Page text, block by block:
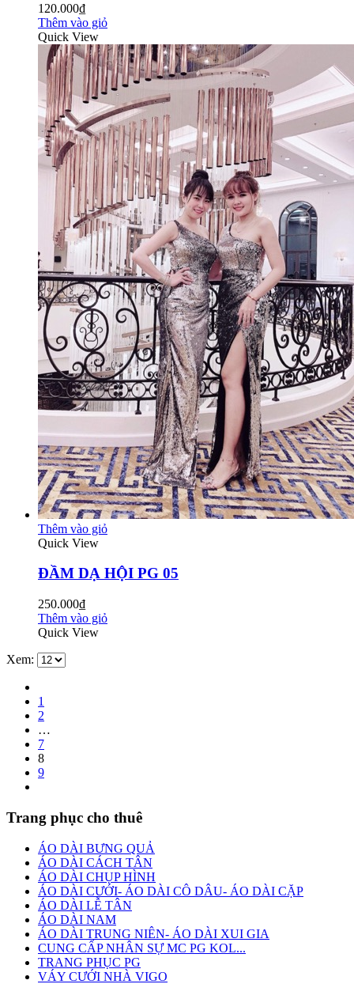
120.000₫
Thêm vào giỏ
Quick View
Thêm vào giỏ
Quick View
ĐẦM DẠ HỘI PG 05
250.000₫
Thêm vào giỏ
Quick View
Xem:
1
2
…
7
8
9
Trang phục cho thuê
ÁO DÀI BƯNG QUẢ
ÁO DÀI CÁCH TÂN
ÁO DÀI CHỤP HÌNH
ÁO DÀI CƯỚI- ÁO DÀI CÔ DÂU- ÁO DÀI CẶP
ÁO DÀI LỄ TÂN
ÁO DÀI NAM
ÁO DÀI TRUNG NIÊN- ÁO DÀI XUI GIA
CUNG CẤP NHÂN SỰ MC PG KOL...
TRANG PHỤC PG
VÁY CƯỚI NHÀ VIGO